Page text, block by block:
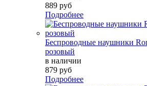
889 руб
Подробнее
Беспроводные наушники
розовый
в наличии
879 руб
Подробнее